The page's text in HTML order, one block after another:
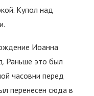
Купол над
Иоанна
Раньше это был
часовни перед
перенесен сюда в